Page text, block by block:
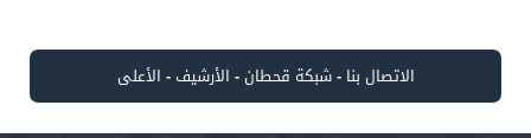
الاتصال بنا -شبكة قحطان- الأرشيف- الأعلى